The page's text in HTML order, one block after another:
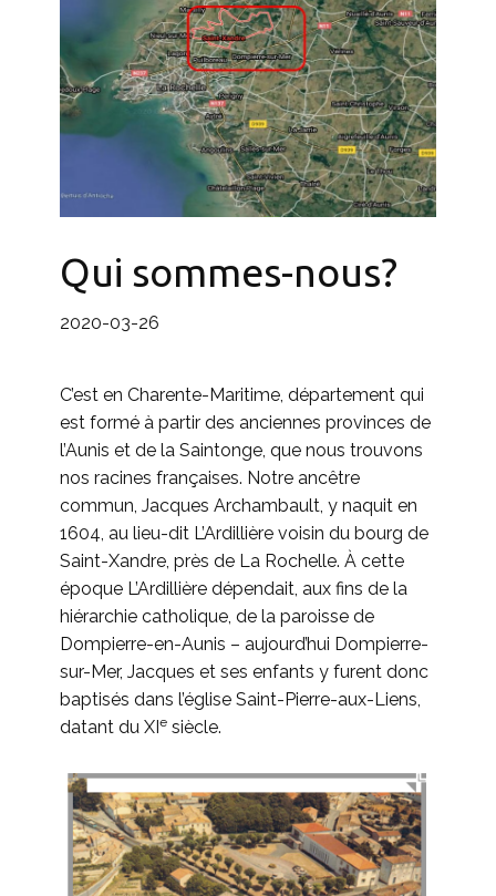
Qui sommes-nous?
2020-03-26
C’est en Charente-Maritime, département qui
est formé à partir des anciennes provinces de
l’Aunis et de la Saintonge, que nous trouvons
nos racines françaises. Notre ancêtre
commun, Jacques Archambault, y naquit en
1604, au lieu-dit L’Ardillière voisin du bourg de
Saint-Xandre, près de La Rochelle. À cette
époque L’Ardillière dépendait, aux fins de la
hiérarchie catholique, de la paroisse de
Dompierre-en-Aunis – aujourd’hui Dompierre-
sur-Mer, Jacques et ses enfants y furent donc
baptisés dans l’église Saint-Pierre-aux-Liens,
datant du XIe siècle.